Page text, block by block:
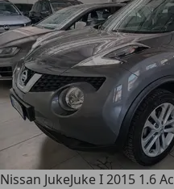
Nissan JukeJuke I 2015 1.6